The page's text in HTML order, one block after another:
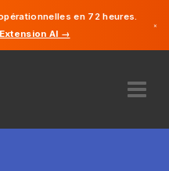
en 72 heures.
AI →
×